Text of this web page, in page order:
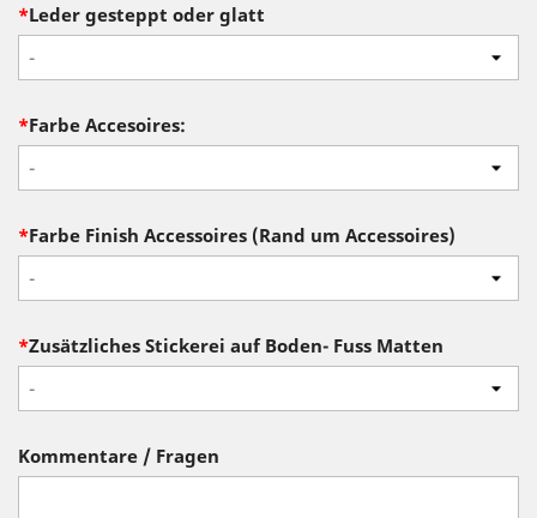
*Leder gesteppt oder glatt
-
*Farbe Accesoires:
-
*Farbe Finish Accessoires (Rand um Accessoires)
-
*Zusätzliches Stickerei auf Boden- Fuss Matten
-
Kommentare / Fragen